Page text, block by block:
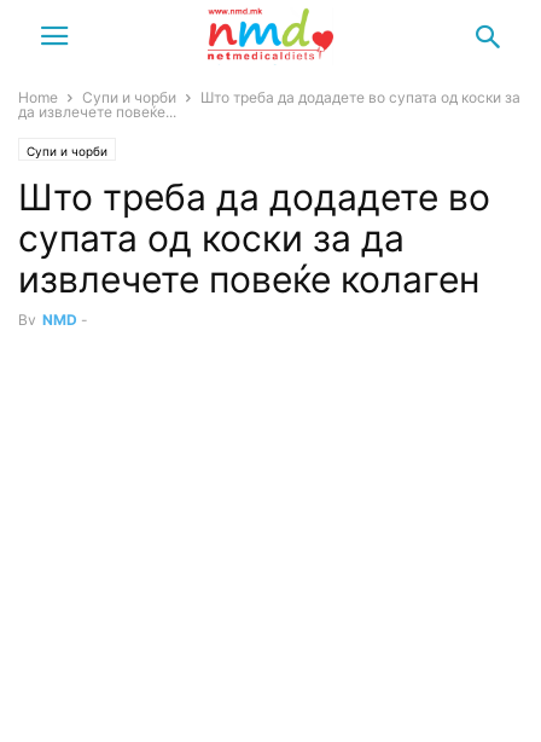
Home Супи и чорби
Што треба да додадете во супата од коски за
да извлечете повеќе...
Супи и чорби
Што треба да додадете во
супата од коски за да
извлечете повеќе колаген
By NMD -